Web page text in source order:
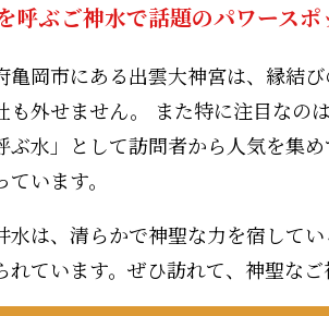
呼ぶご神水で話題のパワースポ
亀岡市にある出雲大神宮は、縁結
も外せません。 また特に注目なの
ぶ水」として訪問者から人気を集
ています。
水は、清らかで神聖な力を宿して
れています。ぜひ訪れて、神聖な